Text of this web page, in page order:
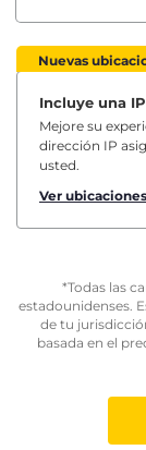
Nuevas
Incluye una
Mejore su
dirección IP
usted.
Ver
*Todas las
estadounidenses.
de tu
basada en el